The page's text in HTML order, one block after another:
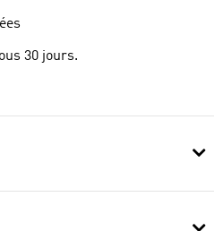
30 jours.